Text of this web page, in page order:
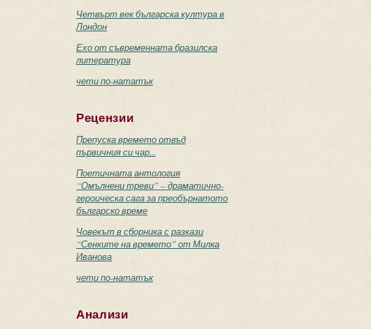
Четвърт век българска култура в
Лондон
Ехо от съвременната бразилска
литература
чети по-нататък
Рецензии
Препуска времето отвъд
първичния си чар...
Поетичната антология
“Омълнени треви” – драматично-
героическа сага за преобърнатото
българско време
Човекът в сборника с разкази
“Сенките на времето” от Милка
Иванова
чети по-нататък
Анализи